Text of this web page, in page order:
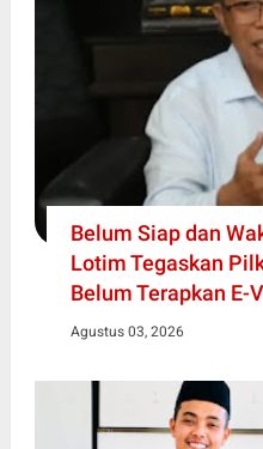
Belum Siap dan
Lotim Tegaskan
Belum Terapkan E-
Agustus 03, 2026